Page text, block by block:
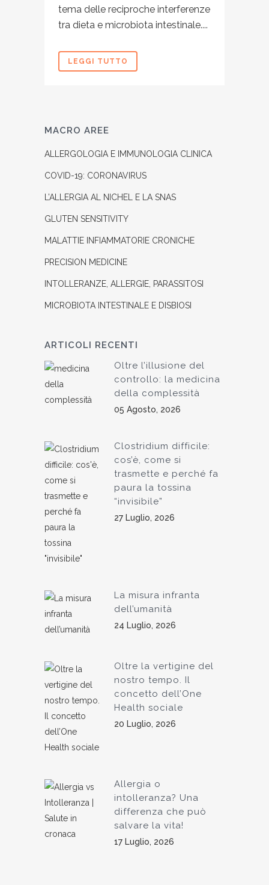
tema delle reciproche interferenze
tra dieta e microbiota intestinale....
LEGGI TUTTO
MACRO AREE
ALLERGOLOGIA E IMMUNOLOGIA CLINICA
COVID-19: CORONAVIRUS
L’ALLERGIA AL NICHEL E LA SNAS
GLUTEN SENSITIVITY
MALATTIE INFIAMMATORIE CRONICHE
PRECISION MEDICINE
INTOLLERANZE, ALLERGIE, PARASSITOSI
MICROBIOTA INTESTINALE E DISBIOSI
ARTICOLI RECENTI
Oltre l’illusione del
controllo: la medicina
della complessità
05 Agosto, 2026
Clostridium difficile:
cos’è, come si
trasmette e perché fa
paura la tossina
“invisibile”
27 Luglio, 2026
La misura infranta
dell’umanità
24 Luglio, 2026
Oltre la vertigine del
nostro tempo. Il
concetto dell’One
Health sociale
20 Luglio, 2026
Allergia o
intolleranza? Una
differenza che può
salvare la vita!
17 Luglio, 2026